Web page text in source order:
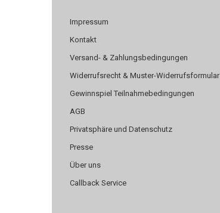
Impressum
Kontakt
Versand- & Zahlungsbedingungen
Widerrufsrecht & Muster-Widerrufsformular
Gewinnspiel Teilnahmebedingungen
AGB
Privatsphäre und Datenschutz
Presse
Über uns
Callback Service